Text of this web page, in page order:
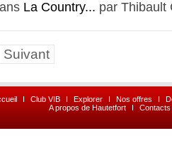
La Country... par
Suivant
I Club VIB I Explorer I Nos offres I
A propos de Hautetfort
I Contacts